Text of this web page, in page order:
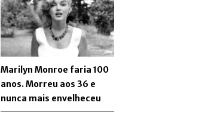
Marilyn Monroe faria 100
anos. Morreu aos 36 e
nunca mais envelheceu